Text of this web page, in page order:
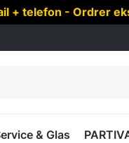
+ telefon - Ordrer
& Glas